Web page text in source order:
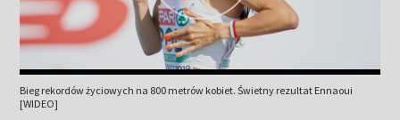
Bieg rekordów życiowych na 800 metrów kobiet. Świetny rezultat Ennaoui
[WIDEO]